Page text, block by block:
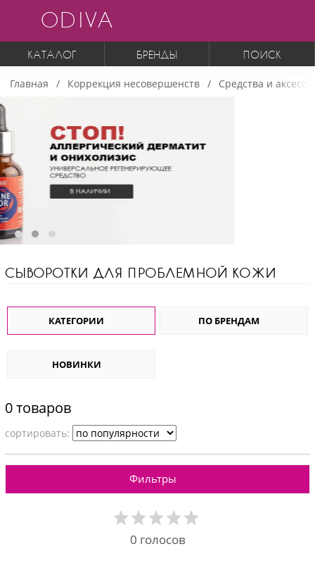
ODIVA
КАТАЛОГ БРЕНДЫ ПОИСК
Главная Коррекция несовершенств Средства и
СЫВОРОТКИ ДЛЯ ПРОБЛЕМНОЙ КОЖИ
КАТЕГОРИИ ПО БРЕНДАМ
НОВИНКИ
0 товаров
cортировать:
Фильтры
0 голосов